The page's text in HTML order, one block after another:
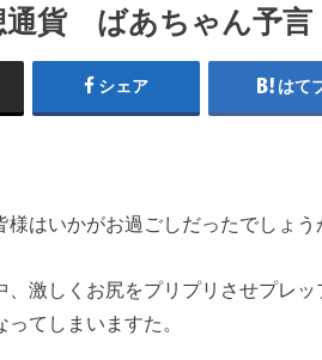
通貨 ばあちゃん予言
シェア はて
様はいかがお過ごしだったでしょう
、激しくお尻をプリプリさせプレッ
てしまいますた。